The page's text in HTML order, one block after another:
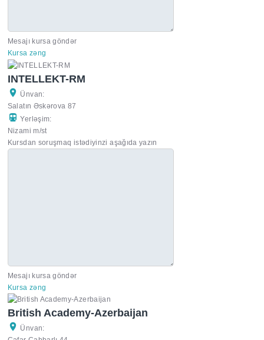
Mesajı kursa göndər
Kursa zəng
INTELLEKT-RM
Ünvan:
Salatın Əskərova 87
Yerləşim:
Nizami m/st
Kursdan soruşmaq istədiyinzi aşağıda yazın
Mesajı kursa göndər
Kursa zəng
British Academy-Azerbaijan
Ünvan: